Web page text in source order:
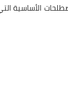
الأساسية